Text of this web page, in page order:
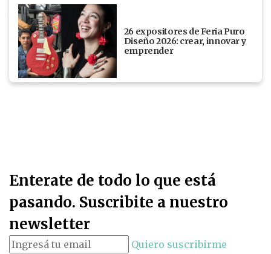
26 expositores de Feria Puro
Diseño 2026: crear, innovar y
emprender
Enterate de todo lo que está
pasando. Suscribite a nuestro
newsletter
Quiero suscribirme